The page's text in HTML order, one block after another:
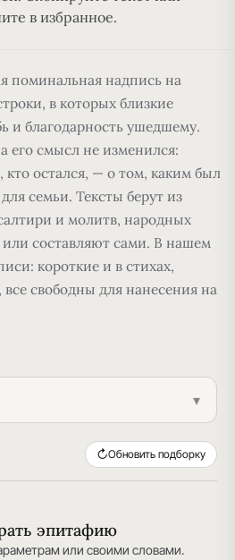
в избранное.
поминальная надпись на
в которых близкие
и благодарность ушедшему.
его смысл не изменился:
кто остался, — о том, каким был
семьи. Тексты берут из
и молитв, народных
составляют сами. В нашем
короткие и в стихах,
свободны для нанесения на
▾
↻Обновить подборку
эпитафию
или своими словами.